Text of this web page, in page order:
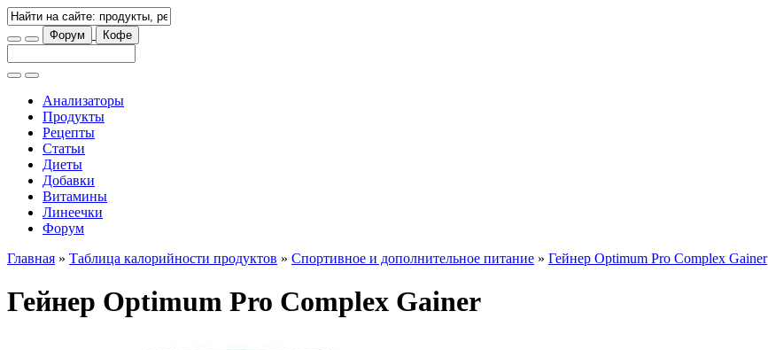
Форум Кофе
Анализаторы
Продукты
Рецепты
Статьи
Диеты
Добавки
Витамины
Линеечки
Форум
Главная » Таблица калорийности продуктов » Спортивное и дополнительное питание » Гейнер Optimum Pro Complex Gainer
Гейнер Optimum Pro Complex Gainer